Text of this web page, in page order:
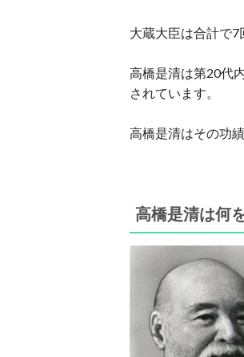
大蔵大臣は合計で7
高橋是清は第20代
されています。
高橋是清はその功
高橋是清は何